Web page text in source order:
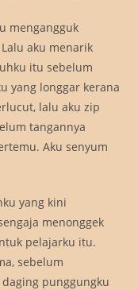
mengangguk
aku menarik
itu sebelum
yang longgar kerana
lalu aku zip
tangannya
Aku senyum
yang kini
menonggek
pelajarku itu.
sebelum
punggungku